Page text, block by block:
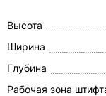
Высота
Ширина
Глубина
Рабочая зона